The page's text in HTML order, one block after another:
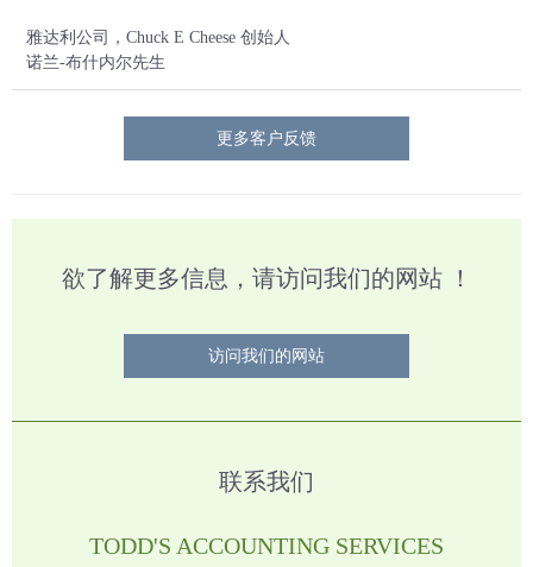
雅达利公司，Chuck E Cheese 创始人
诺兰-布什内尔先生
更多客户反馈
欲了解更多信息，请访问我们的网站 ！
访问我们的网站
联系我们
TODD'S ACCOUNTING SERVICES